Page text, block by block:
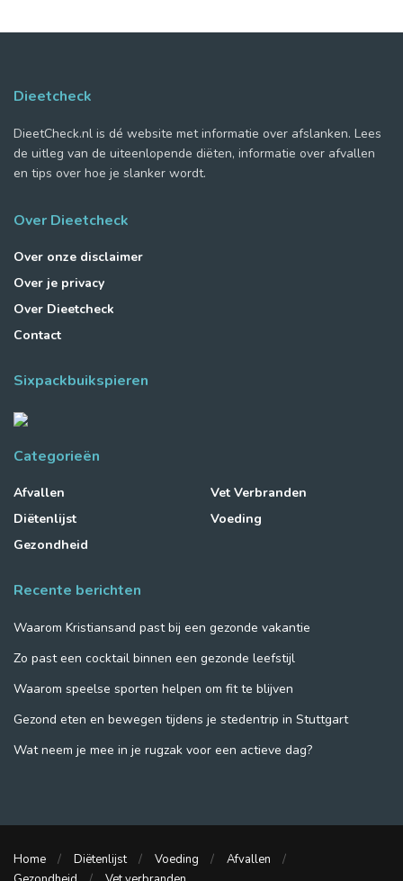
Dieetcheck
DieetCheck.nl is dé website met informatie over afslanken. Lees
de uitleg van de uiteenlopende diëten, informatie over afvallen
en tips over hoe je slanker wordt.
Over Dieetcheck
Over onze disclaimer
Over je privacy
Over Dieetcheck
Contact
Sixpackbuikspieren
Categorieën
Afvallen
Diëtenlijst
Gezondheid
Vet Verbranden
Voeding
Recente berichten
Waarom Kristiansand past bij een gezonde vakantie
Zo past een cocktail binnen een gezonde leefstijl
Waarom speelse sporten helpen om fit te blijven
Gezond eten en bewegen tijdens je stedentrip in Stuttgart
Wat neem je mee in je rugzak voor een actieve dag?
Home Diëtenlijst Voeding
Afvallen